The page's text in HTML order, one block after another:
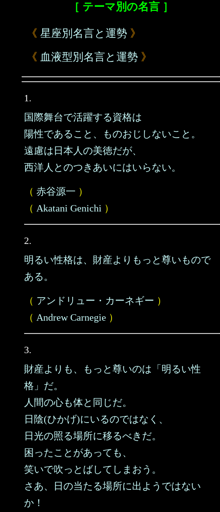
［ テーマ別の名言 ］
《 星座別名言と運勢 》
《 血液型別名言と運勢 》
1.
国際舞台で活躍する資格は
陽性であること、ものおじしないこと。
遠慮は日本人の美徳だが、
西洋人とのつきあいにはいらない。
（ 赤谷源一 ）
（ Akatani Genichi ）
2.
明るい性格は、財産よりもっと尊いもので
ある。
（ アンドリュー・カーネギー ）
（ Andrew Carnegie ）
3.
財産よりも、もっと尊いのは「明るい性
格」だ。
人間の心も体と同じだ。
日陰(ひかげ)にいるのではなく、
日光の照る場所に移るべきだ。
困ったことがあっても、
笑いで吹っとばしてしまおう。
さあ、日の当たる場所に出ようではない
か！